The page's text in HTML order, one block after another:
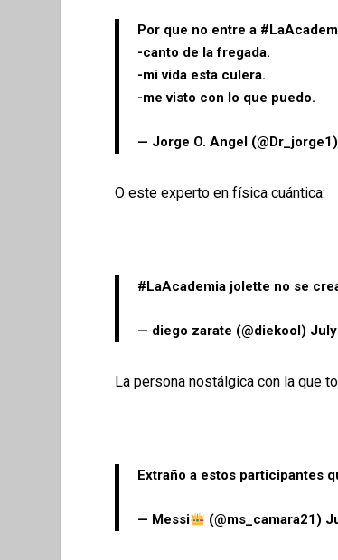
Por que no entre a
-canto de la fregada.
-mi vida esta culera.
-me visto con lo que puedo.
— Jorge O. Angel (@Dr_jorge1)
O este experto en física cuántica:
#LaAcademia jolette no se
— diego zarate (@diekool)
La persona nostálgica con la que
Extraño a estos participantes
— Messi (@ms_camara21)